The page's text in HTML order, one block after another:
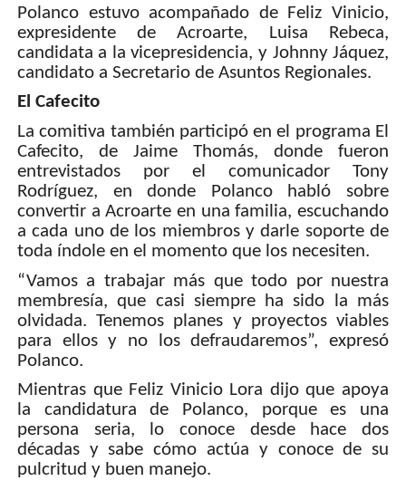
Polanco estuvo acompañado de Feliz Vinicio,
expresidente de Acroarte, Luisa Rebeca,
candidata a la vicepresidencia, y Johnny Jáquez,
candidato a Secretario de Asuntos Regionales.
El Cafecito
La comitiva también participó en el programa El
Cafecito, de Jaime Thomás, donde fueron
entrevistados por el comunicador Tony
Rodríguez, en donde Polanco habló sobre
convertir a Acroarte en una familia, escuchando
a cada uno de los miembros y darle soporte de
toda índole en el momento que los necesiten.
“Vamos a trabajar más que todo por nuestra
membresía, que casi siempre ha sido la más
olvidada. Tenemos planes y proyectos viables
para ellos y no los defraudaremos”, expresó
Polanco.
Mientras que Feliz Vinicio Lora dijo que apoya
la candidatura de Polanco, porque es una
persona seria, lo conoce desde hace dos
décadas y sabe cómo actúa y conoce de su
pulcritud y buen manejo.